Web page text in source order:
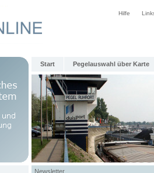
Hilfe
Start Pegelauswahl über Karte
Newsletter